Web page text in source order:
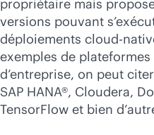
propriétaire mais
versions pouvant
déploiements cloud-
exemples de plateformes
d’entreprise, on peut
SAP HANA®, Cloudera,
TensorFlow et bien